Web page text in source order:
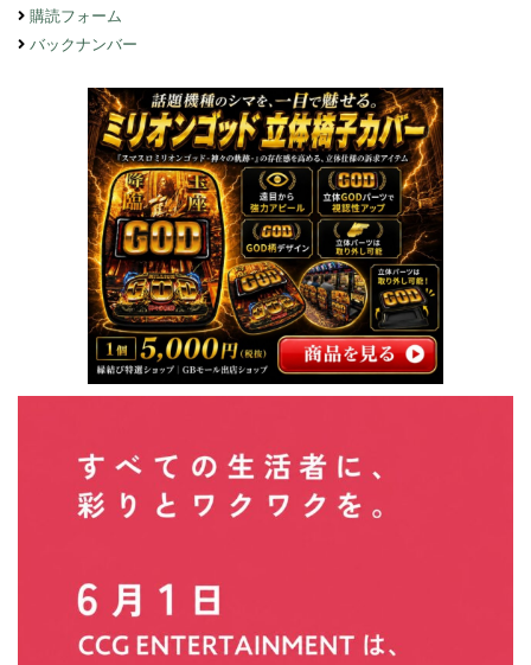
購読フォーム
バックナンバー